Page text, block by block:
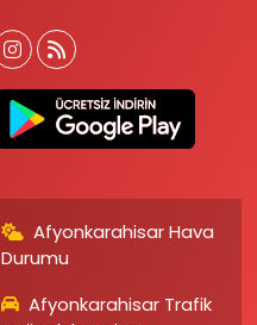
Afyonkarahisar Hava
Durumu
Afyonkarahisar Trafik